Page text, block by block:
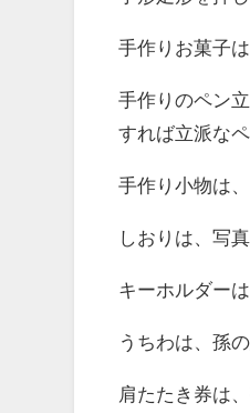
手作りお菓子
手作りのペン
すれば立派な
手作り小物は
しおりは、写
キーホルダー
うちわは、孫
肩たたき券は